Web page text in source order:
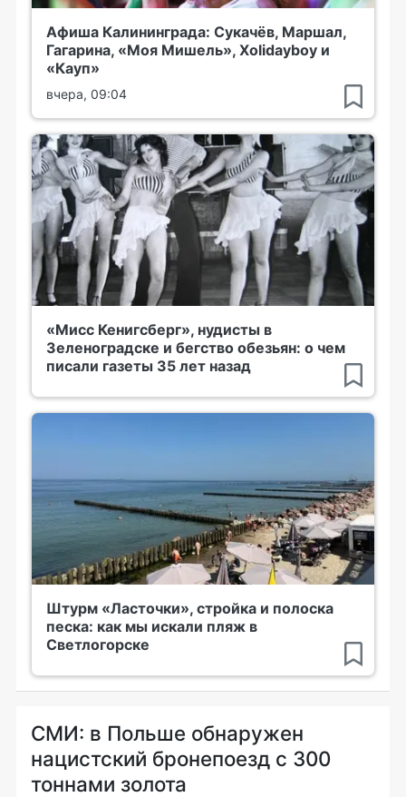
Афиша Калининграда: Сукачёв, Маршал,
Гагарина, «Моя Мишель», Xolidayboy и
«Кауп»
вчера, 09:04
«Мисс Кенигсберг», нудисты в
Зеленоградске и бегство обезьян: о чем
писали газеты 35 лет назад
Штурм «Ласточки», стройка и полоска
песка: как мы искали пляж в
Светлогорске
СМИ: в Польше обнаружен
нацистский бронепоезд с 300
тоннами золота